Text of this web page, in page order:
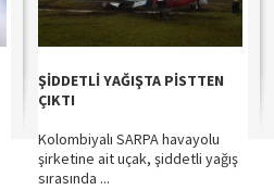
ŞİDDETLİ YAĞIŞTA PİSTTEN
ÇIKTI
Kolombiyalı SARPA havayolu
şirketine ait uçak, şiddetli yağış
sırasında ...